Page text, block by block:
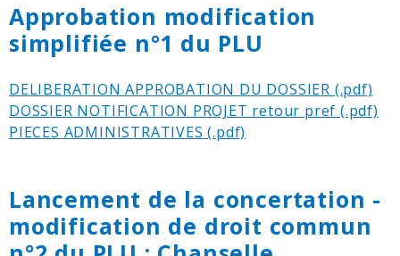
Approbation modification
simplifiée n°1 du PLU
DELIBERATION APPROBATION DU DOSSIER
DOSSIER NOTIFICATION PROJET retour pref
PIECES ADMINISTRATIVES
Lancement de la concertation -
modification de droit commun